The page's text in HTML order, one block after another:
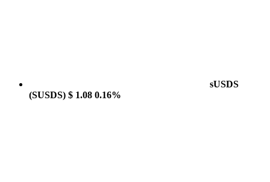
sUSDS
(SUSDS) $ 1.08 0.16%